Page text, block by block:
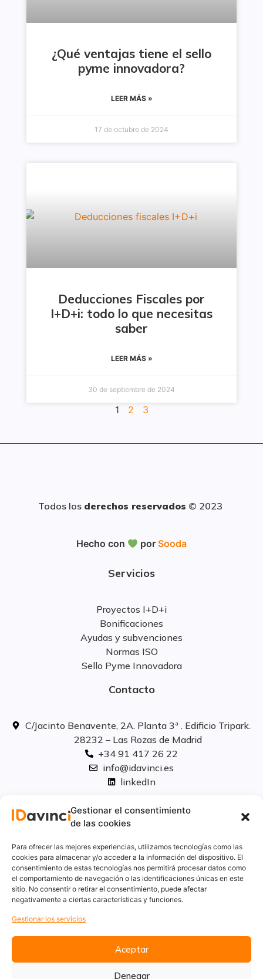
Gestionar el consentimiento
de las cookies
Para ofrecer las mejores experiencias, utilizamos tecnologías como las
cookies para almacenar y/o acceder a la información del dispositivo. El
consentimiento de estas tecnologías nos permitirá procesar datos como
el comportamiento de navegación o las identificaciones únicas en este
sitio. No consentir o retirar el consentimiento, puede afectar
negativamente a ciertas características y funciones.
Gestionar los servicios
Aceptar
Denegar
¿Qué ventajas tiene el sello
pyme innovadora?
LEER MÁS »
17 de octubre de 2024
Deducciones Fiscales por
I+D+i: todo lo que necesitas
saber
LEER MÁS »
30 de septiembre de 2024
1 2 3
Todos los derechos reservados © 2023
Hecho con porSooda
Servicios
Proyectos I+D+i
Bonificaciones
Ayudas y subvenciones
Normas ISO
Sello Pyme Innovadora
Contacto
C/Jacinto Benavente, 2A. Planta 3ª . Edificio Tripark.
28232 – Las Rozas de Madrid
+34 91 417 26 22
info@idavinci.es
linkedIn
Políticas legales
Aviso Legal
Privacidad
Cookies
Innovación
Calidad y medio ambiente